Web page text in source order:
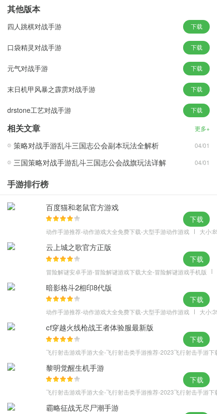
钻石提升10倍。
7、累计登录送英雄、橙色英雄十连抽！还有大量钻石，金币等！
游戏特色
在魔幻的世界里，没有约定俗成的出门买装，也没有千篇一律的单
纯推塔，取而代之的是个性鲜明的天赋系统和不拘一格的竞技模式!
根据战局走向学习强化技能，运用你的智慧和技术率领队伍战胜强
敌吧!
2、实时MOBA对抗
你的双手来定夺！
其他版本
四人跳棋对战手游 下载
口袋精灵对战手游 下载
元气对战手游 下载
末日机甲风暴之霹雳对战手游 下载
drstone工艺对战手游 下载
相关文章 更多+
策略对战手游乱斗三国志公会副本玩法全解析 04/01
三国策略对战手游乱斗三国志公会战旗玩法详解 04/01
手游排行榜
百度猫和老鼠官方游戏
动作手游推荐-动作游戏大全免费下载-大型手游动作游戏 大小
下载
云上城之歌官方正版
冒险解谜安卓手游-冒险解谜游戏下载大全-冒险解谜游戏手机版
下载
暗影格斗2相印8代版
动作手游推荐-动作游戏大全免费下载-大型手游动作游戏 大小
下载
cf穿越火线枪战王者体验服最新版
飞行射击游戏手游大全-飞行射击类手游推荐-2023飞行射击手游下
下载
黎明觉醒生机手游
飞行射击游戏手游大全-飞行射击类手游推荐-2023飞行射击手游下
下载
霸略征战无尽尸潮手游